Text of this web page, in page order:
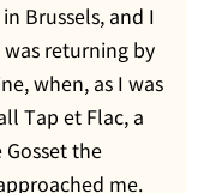
Brussels, and I
returning by
when, as I was
Tap et Flac, a
the
me.